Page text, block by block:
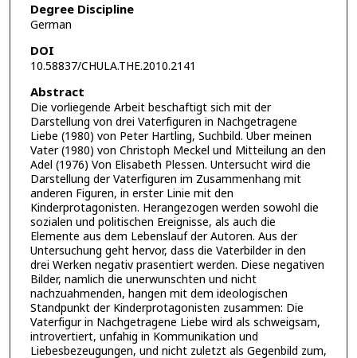
Degree Discipline
German
DOI
10.58837/CHULA.THE.2010.2141
Abstract
Die vorliegende Arbeit beschaftigt sich mit der
Darstellung von drei Vaterfiguren in Nachgetragene
Liebe (1980) von Peter Hartling, Suchbild. Uber meinen
Vater (1980) von Christoph Meckel und Mitteilung an den
Adel (1976) Von Elisabeth Plessen. Untersucht wird die
Darstellung der Vaterfiguren im Zusammenhang mit
anderen Figuren, in erster Linie mit den
Kinderprotagonisten. Herangezogen werden sowohl die
sozialen und politischen Ereignisse, als auch die
Elemente aus dem Lebenslauf der Autoren. Aus der
Untersuchung geht hervor, dass die Vaterbilder in den
drei Werken negativ prasentiert werden. Diese negativen
Bilder, namlich die unerwunschten und nicht
nachzuahmenden, hangen mit dem ideologischen
Standpunkt der Kinderprotagonisten zusammen: Die
Vaterfigur in Nachgetragene Liebe wird als schweigsam,
introvertiert, unfahig in Kommunikation und
Liebesbezeugungen, und nicht zuletzt als Gegenbild zum,